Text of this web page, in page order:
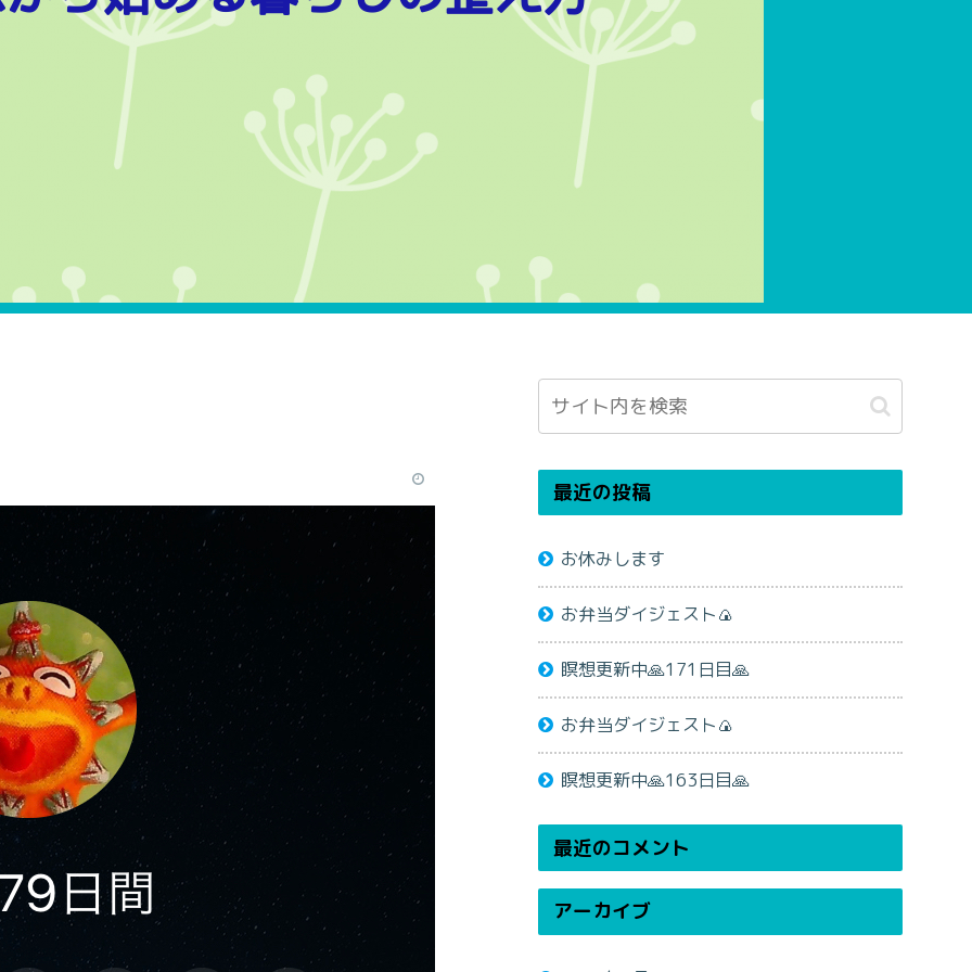
最近の投稿
お休みします
お弁当ダイジェスト🍙
瞑想更新中🙏171日目🙏
お弁当ダイジェスト🍙
瞑想更新中🙏163日目🙏
最近のコメント
アーカイブ